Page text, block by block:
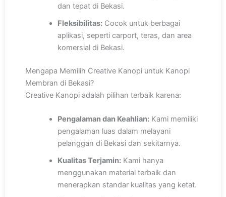
dan tepat di Bekasi.
Fleksibilitas:Cocok untuk berbagai
aplikasi, seperti carport, teras, dan area
komersial di Bekasi.
Mengapa Memilih Creative Kanopi untuk Kanopi
Membran di Bekasi?
Creative Kanopi adalah pilihan terbaik karena:
Pengalaman dan Keahlian:Kami memiliki
pengalaman luas dalam melayani
pelanggan di Bekasi dan sekitarnya.
Kualitas Terjamin:Kami hanya
menggunakan material terbaik dan
menerapkan standar kualitas yang ketat.